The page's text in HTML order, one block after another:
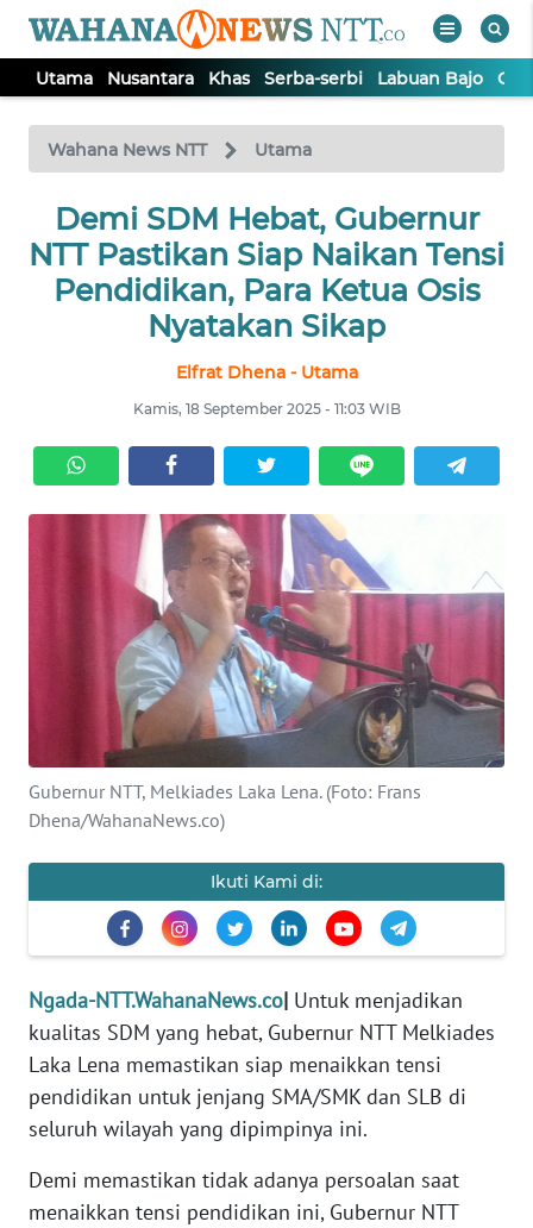
Utama Nusantara Khas Serba-serbi Labuan Bajo
Wahana News NTT Utama
Demi SDM Hebat, Gubernur
NTT Pastikan Siap Naikan Tensi
Pendidikan, Para Ketua Osis
Nyatakan Sikap
Elfrat Dhena - Utama
Kamis, 18 September 2025 - 11:03 WIB
Gubernur NTT, Melkiades Laka Lena. (Foto: Frans
Dhena/WahanaNews.co)
Ikuti Kami di:
Ngada-NTT.WahanaNews.co| Untuk menjadikan
kualitas SDM yang hebat, Gubernur NTT Melkiades
Laka Lena memastikan siap menaikkan tensi
pendidikan untuk jenjang SMA/SMK dan SLB di
seluruh wilayah yang dipimpinya ini.
Demi memastikan tidak adanya persoalan saat
menaikkan tensi pendidikan ini, Gubernur NTT
TV
Tutup
UTAMA
NUSANTARA
SERBI
LABUAN
KAMI
KAMI
PEDOMAN
MEDIA
SIBER
REDAKSI